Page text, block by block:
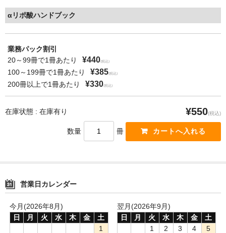
αリポ酸ハンドブック
業務パック割引
20～99冊で1冊あたり
¥440(税込)
100～199冊で1冊あたり ¥385(税込)
200冊以上で1冊あたり ¥330(税込)
在庫状態 : 在庫有り ¥550(税込)
数量 冊
営業日カレンダー
今月(2026年8月)
日
月 火 水 木 金
土
1
翌月(2026年9月)
日
月 火 水 木 金
土
1
2 3 4
5